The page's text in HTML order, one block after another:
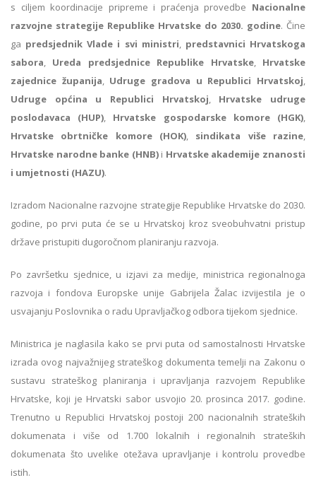
s ciljem koordinacije pripreme i praćenja provedbe Nacionalne
razvojne strategije Republike Hrvatske do 2030. godine. Čine
ga predsjednik Vlade i svi ministri, predstavnici Hrvatskoga
sabora, Ureda predsjednice Republike Hrvatske, Hrvatske
zajednice županija, Udruge gradova u Republici Hrvatskoj,
Udruge općina u Republici Hrvatskoj, Hrvatske udruge
poslodavaca (HUP), Hrvatske gospodarske komore (HGK),
Hrvatske obrtničke komore (HOK), sindikata više razine,
Hrvatske narodne banke (HNB)i Hrvatske akademije znanosti
i umjetnosti (HAZU).
Izradom Nacionalne razvojne strategije Republike Hrvatske do 2030.
godine, po prvi puta će se u Hrvatskoj kroz sveobuhvatni pristup
države pristupiti dugoročnom planiranju razvoja.
Po završetku sjednice, u izjavi za medije, ministrica regionalnoga
razvoja i fondova Europske unije Gabrijela Žalac izvijestila je o
usvajanju Poslovnika o radu Upravljačkog odbora tijekom sjednice.
Ministrica je naglasila kako se prvi puta od samostalnosti Hrvatske
izrada ovog najvažnijeg strateškog dokumenta temelji na Zakonu o
sustavu strateškog planiranja i upravljanja razvojem Republike
Hrvatske, koji je Hrvatski sabor usvojio 20. prosinca 2017. godine.
Trenutno u Republici Hrvatskoj postoji 200 nacionalnih strateških
dokumenata i više od 1.700 lokalnih i regionalnih strateških
dokumenata što uvelike otežava upravljanje i kontrolu provedbe
istih.